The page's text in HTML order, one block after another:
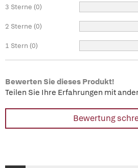
3 Sterne (0)
2 Sterne (0)
1 Stern (0)
Bewerten Sie dieses Produkt!
Teilen Sie Ihre Erfahrungen mit
Bewertung